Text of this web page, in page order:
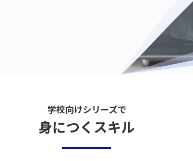
学校向けシリーズで
身につくスキル